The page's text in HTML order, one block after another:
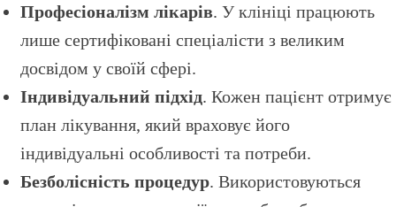
Професіоналізм лікарів. У клініці працюють
лише сертифіковані спеціалісти з великим
досвідом у своїй сфері.
Індивідуальний підхід. Кожен пацієнт отримує
план лікування, який враховує його
індивідуальні особливості та потреби.
Безболісність процедур. Використовуються